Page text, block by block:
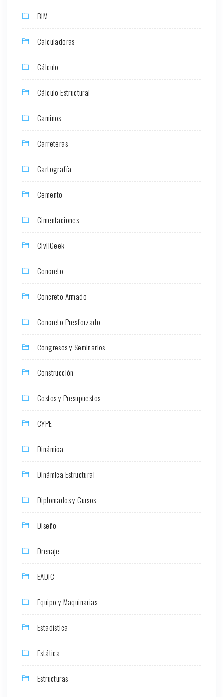
BIM
Calculadoras
Cálculo
Cálculo Estructural
Caminos
Carreteras
Cartografía
Cemento
Cimentaciones
CivilGeek
Concreto
Concreto Armado
Concreto Presforzado
Congresos y Seminarios
Construcción
Costos y Presupuestos
CYPE
Dinámica
Dinámica Estructural
Diplomados y Cursos
Diseño
Drenaje
EADIC
Equipo y Maquinarias
Estadística
Estática
Estructuras